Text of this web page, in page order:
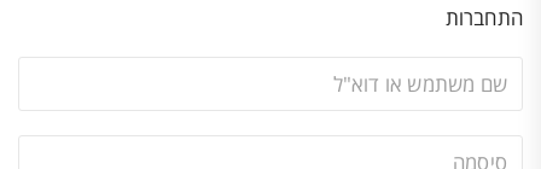
התחברות